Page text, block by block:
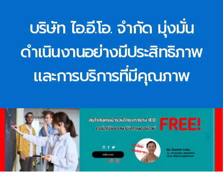
บริษัท ไอ.อี.โอ. จำกัด มุ่งมั่น
ดำเนินงานอย่างมีประสิทธิภาพ
และการบริการที่มีคุณภาพ